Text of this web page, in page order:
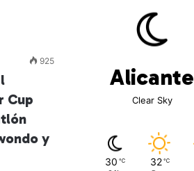
925
Cup
y
Alicante
Clear Sky
30 ℃ 32 ℃